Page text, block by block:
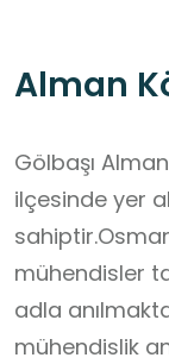
Alman
Gölbaşı
ilçesinde yer
mühendisler
adla
mühendislik